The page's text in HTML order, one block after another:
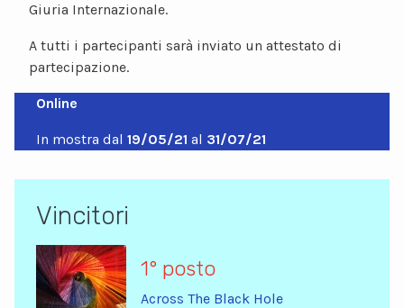
Giuria Internazionale.
A tutti i partecipanti sarà inviato un attestato di
partecipazione.
Online
In mostra dal 19/05/21 al 31/07/21
Vincitori
1° posto
Across The Black Hole